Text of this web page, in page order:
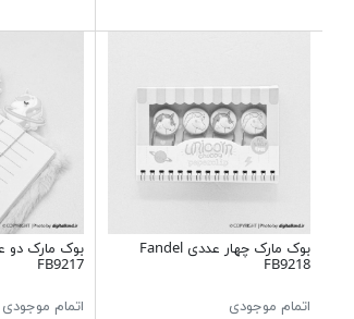
بوک مارک چهار عددی Fandel
FB9218
اتمام موجودی
FB9217
اتمام موجودی